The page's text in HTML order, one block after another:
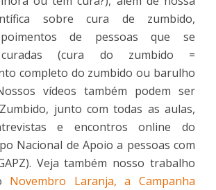
sobre cura de zumbido,
de pessoas que se
curadas (cura do zumbido =
completo do zumbido ou barulho
vídeos também podem ser
junto com todas as aulas,
e encontros online do
Nacional de Apoio a pessoas com
Veja também nosso trabalho
Novembro Laranja, a Campanha